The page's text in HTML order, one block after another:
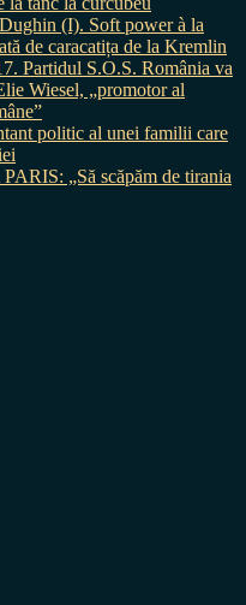
(I). Soft power à la
de caracatița de la Kremlin
Partidul S.O.S. România va
Wiesel, „promotor al
politic al unei familii care
„Să scăpăm de tirania